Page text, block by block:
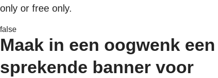
only or free only.
false
Maak in een oogwenk een
sprekende banner voor